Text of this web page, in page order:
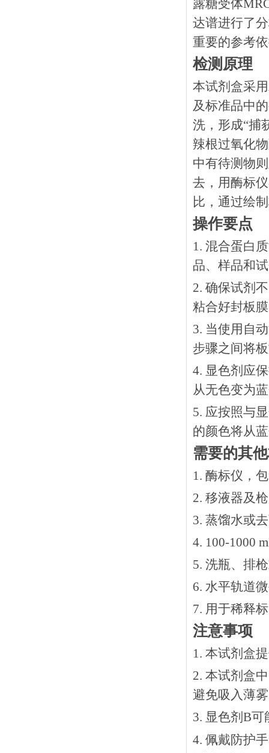
露糖受体
达谱进行了
重要的参考
检测原理
本试剂盒采
及标准品中
洗，形成“捕
辣根过氧化
中有待测物
去，用酶标
比，通过绘
操作要点
1. 混合蛋白
品、样品和
2. 确保试剂
粘合好封板
3. 当使用自
步骤之间将
4. 显色剂应
从无色变为
5. 应按照与
的颜色将从
需要的其
1. 酶标仪，
2. 移液器及
3. 蒸馏水或
4. 100-1000
5. 洗瓶、排
6. 水平轨道
7. 用于稀释
注意事项
1. 本试剂盒
2. 本试剂盒
避免吸入薄
3. 显色剂B
4. 佩戴防护